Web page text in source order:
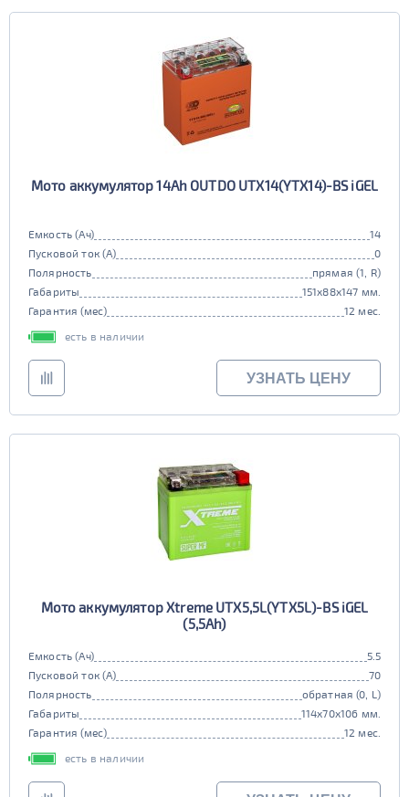
Мото аккумулятор 14Ah OUTDO UTX14(YTX14)-BS iGEL
Емкость (Ач)
14
Пусковой ток (А)
0
Полярность
прямая (1, R)
Габариты
151x88x147 мм.
Гарантия (мес)
12 мес.
есть в наличии
УЗНАТЬ ЦЕНУ
Мото аккумулятор Xtreme UTX5,5L(YTX5L)-BS iGEL
(5,5Ah)
Емкость (Ач)
5.5
Пусковой ток (А)
70
Полярность
обратная (0, L)
Габариты
114x70x106 мм.
Гарантия (мес)
12 мес.
есть в наличии